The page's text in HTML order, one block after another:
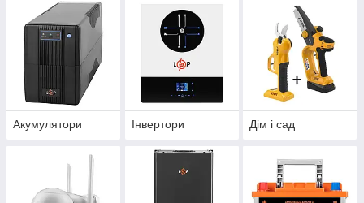
Акумулятори Інвертори Дім і сад